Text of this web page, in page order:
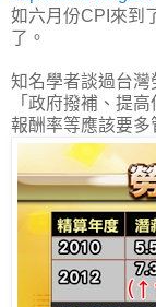
如 六月份CPI來到
了 。
知名學者談過台灣
「政府撥補、提
報酬率等應該要多